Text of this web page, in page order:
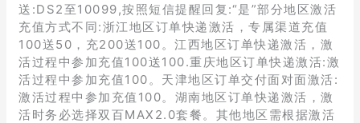
送:DS2至10099,按照短信提醒回复:“是”部分地区激活
充值方式不同:浙江地区订单快递激活，专属渠道充值
100送50，充200送100。江西地区订单快递激活，激
活过程中参加充值100送100.重庆地区订单快递激活:激
活过程中参加充值100。天津地区订单交付面对面激活:
激活过程中参加充值100。湖南地区订单快递激活，激
活时务必选择双百MAX2.0套餐。其他地区需根据激活